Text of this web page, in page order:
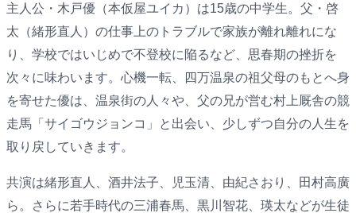
主人公・木戸優（本仮屋ユイカ）は15歳の中学生。父・啓
太（緒形直人）の仕事上のトラブルで家族が離れ離れにな
り、学校ではいじめで不登校に陥るなど、思春期の挫折を
次々に味わいます。心機一転、四万温泉の祖父母のもとへ身
を寄せた優は、温泉街の人々や、父の兄が営む村上厩舎の競
走馬「サイゴウジョンコ」と出会い、少しずつ自分の人生を
取り戻していきます。
共演は緒形直人、酒井法子、児玉清、由紀さおり、田村高廣
ら。さらに若手時代の三浦春馬、黒川智花、瑛太などが生徒